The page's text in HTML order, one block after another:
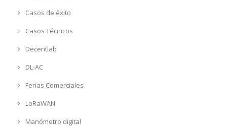
Casos de éxito
Casos Técnicos
Decentlab
DL-AC
Ferias Comerciales
LoRaWAN
Manómetro digital